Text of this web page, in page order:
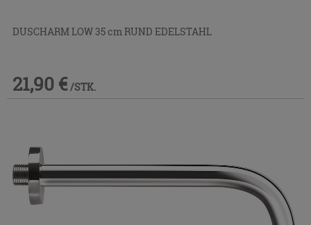
DUSCHARM LOW 35 cm RUND EDELSTAHL
21,90 € /STK.